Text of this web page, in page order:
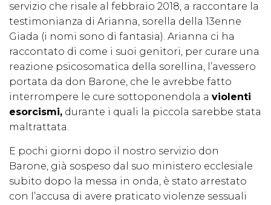
servizio che risale al febbraio 2018, a raccontare la
testimonianza di Arianna, sorella della 13enne
Giada (i nomi sono di fantasia). Arianna ci ha
raccontato di come i suoi genitori, per curare una
reazione psicosomatica della sorellina, l’avessero
portata da don Barone, che le avrebbe fatto
interrompere le cure sottoponendola a violenti
esorcismi, durante i quali la piccola sarebbe stata
maltrattata.
E pochi giorni dopo il nostro servizio don
Barone, già sospeso dal suo ministero ecclesiale
subito dopo la messa in onda, è stato arrestato
con l’accusa di avere praticato violenze sessuali